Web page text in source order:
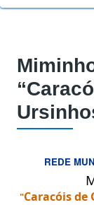
REDE
"Caracóis de